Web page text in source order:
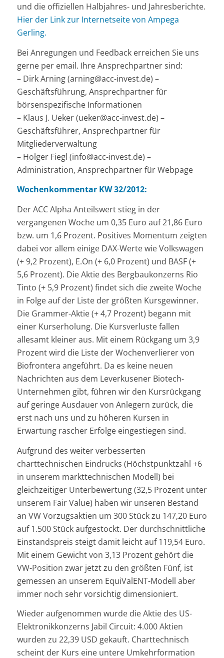
und die offiziellen Halbjahres- und Jahresberichte.
Hier der Link zur Internetseite von Ampega
Gerling.
Bei Anregungen und Feedback erreichen Sie uns
gerne per email. Ihre Ansprechpartner sind:
– Dirk Arning (arning@acc-invest.de) –
Geschäftsführung, Ansprechpartner für
börsenspezifische Informationen
– Klaus J. Ueker (ueker@acc-invest.de) –
Geschäftsführer, Ansprechpartner für
Mitgliederverwaltung
– Holger Fiegl (info@acc-invest.de) –
Administration, Ansprechpartner für Webpage
Wochenkommentar KW 32/2012:
Der ACC Alpha Anteilswert stieg in der
vergangenen Woche um 0,35 Euro auf 21,86 Euro
bzw. um 1,6 Prozent. Positives Momentum zeigten
dabei vor allem einige DAX-Werte wie Volkswagen
(+ 9,2 Prozent), E.On (+ 6,0 Prozent) und BASF (+
5,6 Prozent). Die Aktie des Bergbaukonzerns Rio
Tinto (+ 5,9 Prozent) findet sich die zweite Woche
in Folge auf der Liste der größten Kursgewinner.
Die Grammer-Aktie (+ 4,7 Prozent) begann mit
einer Kurserholung. Die Kursverluste fallen
allesamt kleiner aus. Mit einem Rückgang um 3,9
Prozent wird die Liste der Wochenverlierer von
Biofrontera angeführt. Da es keine neuen
Nachrichten aus dem Leverkusener Biotech-
Unternehmen gibt, führen wir den Kursrückgang
auf geringe Ausdauer von Anlegern zurück, die
erst nach uns und zu höheren Kursen in
Erwartung rascher Erfolge eingestiegen sind.
Aufgrund des weiter verbesserten
charttechnischen Eindrucks (Höchstpunktzahl +6
in unserem markttechnischen Modell) bei
gleichzeitiger Unterbewertung (32,5 Prozent unter
unserem Fair Value) haben wir unseren Bestand
an VW Vorzugsaktien um 300 Stück zu 147,20 Euro
auf 1.500 Stück aufgestockt. Der durchschnittliche
Einstandspreis steigt damit leicht auf 119,54 Euro.
Mit einem Gewicht von 3,13 Prozent gehört die
VW-Position zwar jetzt zu den größten Fünf, ist
gemessen an unserem EquiValENT-Modell aber
immer noch sehr vorsichtig dimensioniert.
Wieder aufgenommen wurde die Aktie des US-
Elektronikkonzerns Jabil Circuit: 4.000 Aktien
wurden zu 22,39 USD gekauft. Charttechnisch
scheint der Kurs eine untere Umkehrformation